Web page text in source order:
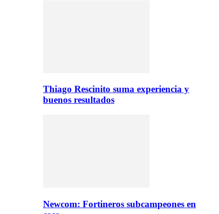
Thiago Rescinito suma experiencia y
buenos resultados
Newcom: Fortineros subcampeones en